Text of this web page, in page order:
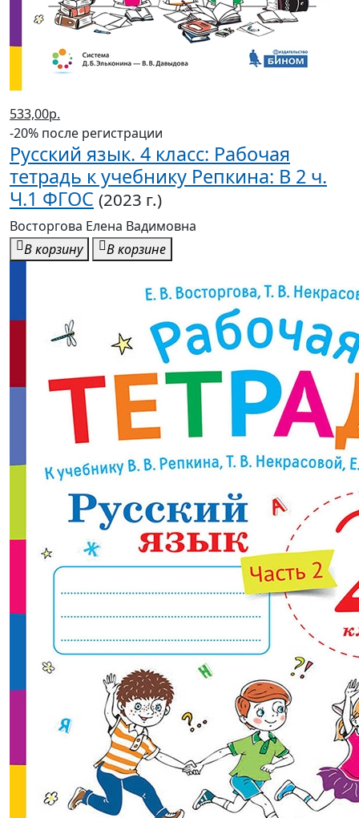
533,00р.
-20% после регистрации
Русский язык. 4 класс: Рабочая
тетрадь к учебнику Репкина: В 2 ч.
Ч.1 ФГОС (2023 г.)
Восторгова Елена Вадимовна
В корзину
В корзине